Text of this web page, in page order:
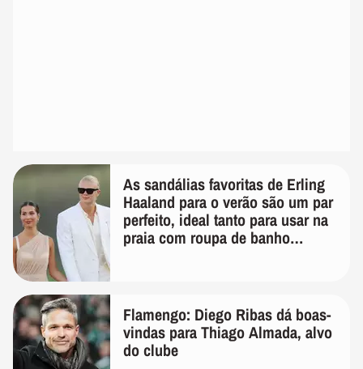
As sandálias favoritas de Erling
Haaland para o verão são um par
perfeito, ideal tanto para usar na
praia com roupa de banho
Flamengo: Diego Ribas dá boas-
vindas para Thiago Almada, alvo
do clube